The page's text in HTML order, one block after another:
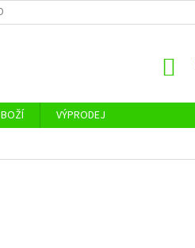
ÚDAJŮ
VÝPRODEJ